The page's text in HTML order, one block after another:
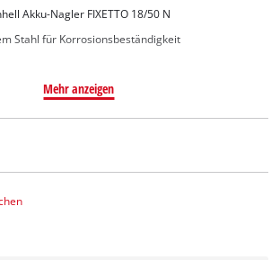
Akku-Nagler FIXETTO 18/50 N
Stahl für Korrosionsbeständigkeit
Mehr anzeigen